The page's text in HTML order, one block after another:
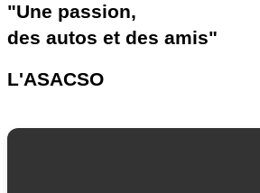
"Une passion,
des autos et des amis"
L'ASACSO